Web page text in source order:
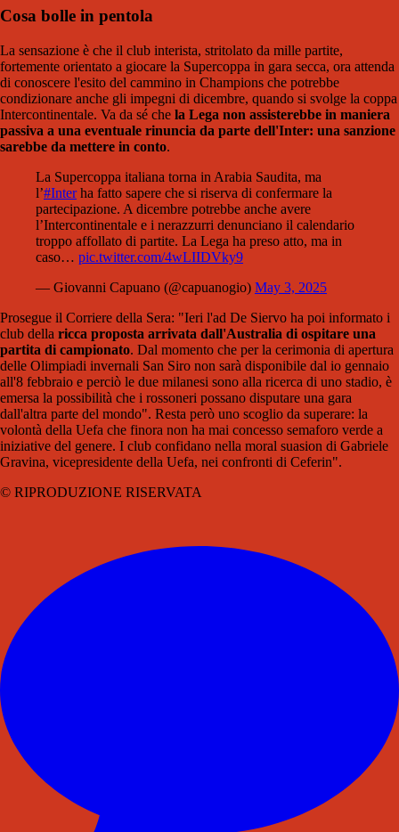
Cosa bolle in pentola
La sensazione è che il club interista, stritolato da mille partite,
fortemente orientato a giocare la Supercoppa in gara secca, ora attenda
di conoscere l'esito del cammino in Champions che potrebbe
condizionare anche gli impegni di dicembre, quando si svolge la coppa
Intercontinentale. Va da sé che la Lega non assisterebbe in maniera
passiva a una eventuale rinuncia da parte dell'Inter: una sanzione
sarebbe da mettere in conto.
La Supercoppa italiana torna in Arabia Saudita, ma
l’#Interha fatto sapere che si riserva di confermare la
partecipazione. A dicembre potrebbe anche avere
l’Intercontinentale e i nerazzurri denunciano il calendario
troppo affollato di partite. La Lega ha preso atto, ma in
caso… pic.twitter.com/4wLIIDVky9
— Giovanni Capuano (@capuanogio) May 3, 2025
Prosegue il Corriere della Sera: "Ieri l'ad De Siervo ha poi informato i
club della ricca proposta arrivata dall'Australia di ospitare una
partita di campionato. Dal momento che per la cerimonia di apertura
delle Olimpiadi invernali San Siro non sarà disponibile dal io gennaio
all'8 febbraio e perciò le due milanesi sono alla ricerca di uno stadio, è
emersa la possibilità che i rossoneri possano disputare una gara
dall'altra parte del mondo". Resta però uno scoglio da superare: la
volontà della Uefa che finora non ha mai concesso semaforo verde a
iniziative del genere. I club confidano nella moral suasion di Gabriele
Gravina, vicepresidente della Uefa, nei confronti di Ceferin".
© RIPRODUZIONE RISERVATA